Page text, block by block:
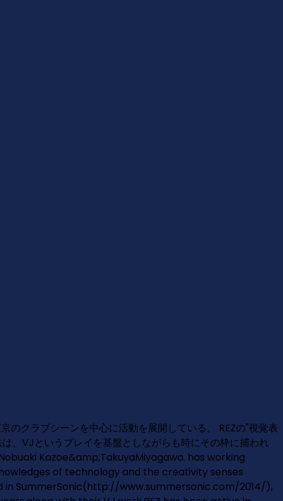
のクラブシーンを中心に活動を展開している。 REZの"視覚表
、VJというプレイを基盤としながらも時にその枠に捕われ
Kazoe&amp;TakuyaMiyagawa. has working
of technology and the creativity senses
in SummerSonic(http://www.summersonic.com/2014/),